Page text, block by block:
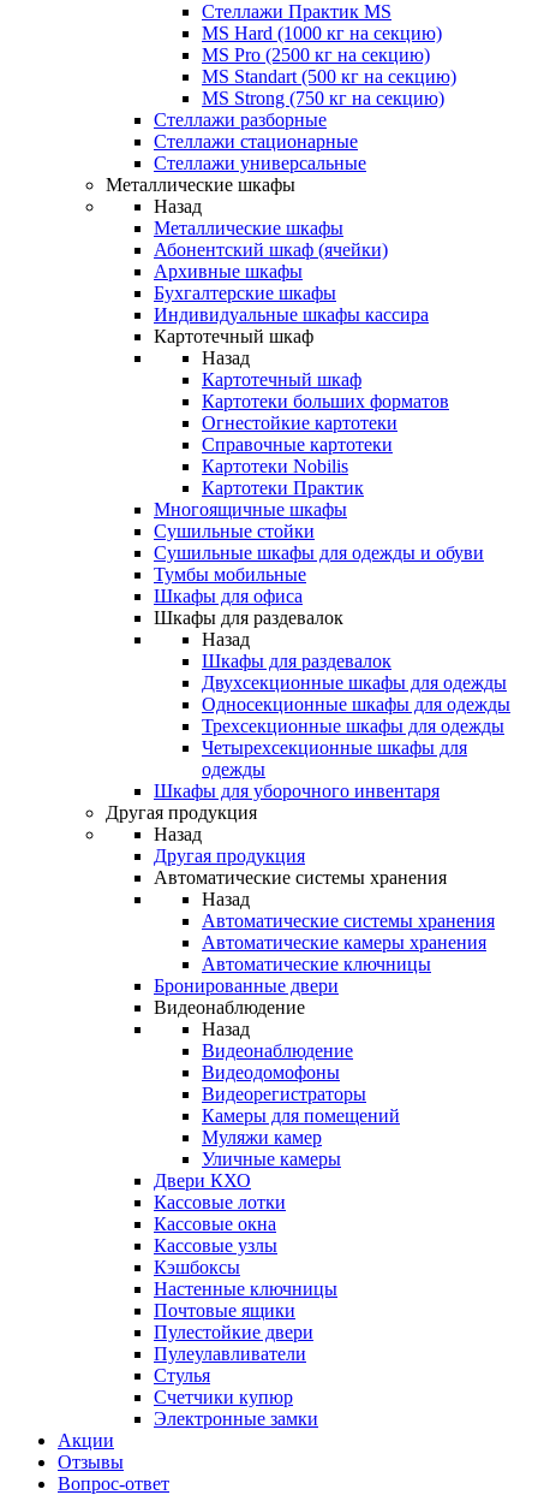
Стеллажи Практик MS
MS Hard (1000 кг на секцию)
MS Pro (2500 кг на секцию)
MS Standart (500 кг на секцию)
MS Strong (750 кг на секцию)
Стеллажи разборные
Стеллажи стационарные
Стеллажи универсальные
Металлические шкафы
Назад
Металлические шкафы
Абонентский шкаф (ячейки)
Архивные шкафы
Бухгалтерские шкафы
Индивидуальные шкафы кассира
Картотечный шкаф
Назад
Картотечный шкаф
Картотеки больших форматов
Огнестойкие картотеки
Справочные картотеки
Картотеки Nobilis
Картотеки Практик
Многоящичные шкафы
Сушильные стойки
Сушильные шкафы для одежды и обуви
Тумбы мобильные
Шкафы для офиса
Шкафы для раздевалок
Назад
Шкафы для раздевалок
Двухсекционные шкафы для одежды
Односекционные шкафы для одежды
Трехсекционные шкафы для одежды
Четырехсекционные шкафы для
одежды
Шкафы для уборочного инвентаря
Другая продукция
Назад
Другая продукция
Автоматические системы хранения
Назад
Автоматические системы хранения
Автоматические камеры хранения
Автоматические ключницы
Бронированные двери
Видеонаблюдение
Назад
Видеонаблюдение
Видеодомофоны
Видеорегистраторы
Камеры для помещений
Муляжи камер
Уличные камеры
Двери КХО
Кассовые лотки
Кассовые окна
Кассовые узлы
Кэшбоксы
Настенные ключницы
Почтовые ящики
Пулестойкие двери
Пулеулавливатели
Стулья
Счетчики купюр
Электронные замки
Акции
Отзывы
Вопрос-ответ